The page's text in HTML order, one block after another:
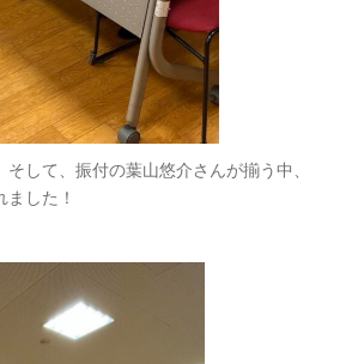
して、振付の葉山悠介さんが揃う中、
した！